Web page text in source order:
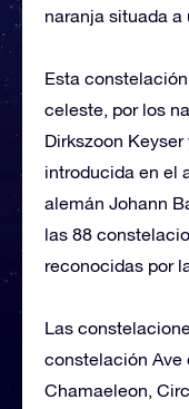
naranja situada a
Esta
celeste, por los
Dirkszoon
introducida en el
alemán Johann
las 88
reconocidas por
Las
constelación Ave
Chamaeleon,